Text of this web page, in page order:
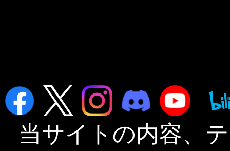
当サイトの内容、